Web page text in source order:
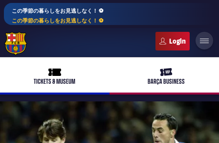
この季節の暮らしをお見逃しなく！ ⚽️
この季節の暮らしをお見逃しなく！ ⚽️
ticket-full
TICKETS & MUSEUM
ticket-vip
BARÇA BUSINESS
PLUSICON
LABEL.ARIA.PLUS